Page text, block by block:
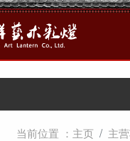
当前位置 ： 主页 主